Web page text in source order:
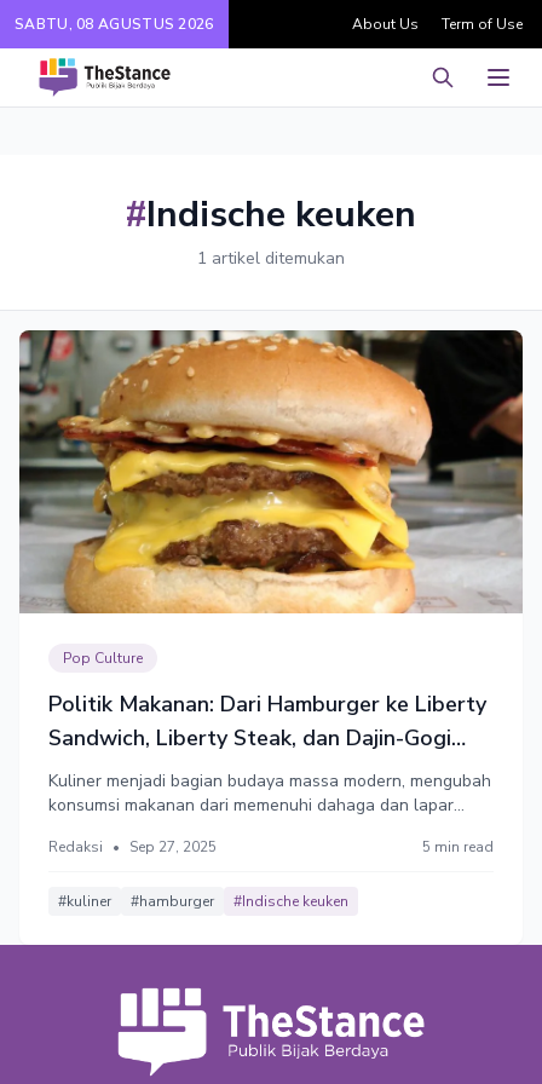
SABTU, 08 AGUSTUS 2026 About Us Term of Use
Pencarian
#Indische keuken
1 artikel ditemukan
Pop Culture
Politik Makanan: Dari Hamburger ke Liberty
Sandwich, Liberty Steak, dan Dajin-Gogi
Gyeopppang
Kuliner menjadi bagian budaya massa modern, mengubah
konsumsi makanan dari memenuhi dahaga dan lapar
secara estetis. Berkelindan dengan faktor politik
melarang kata 'hamburger.'
Redaksi • Sep 27, 2025 5 min read
#kuliner #hamburger #Indische keuken